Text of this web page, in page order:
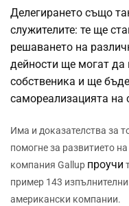
Делегирането също
служителите: те ще
решаването на
дейности ще могат да
собственика и ще
самореализацията на
Има и доказателства за
помогне за развитието
компания Gallup проучи
пример 143
американски компании.